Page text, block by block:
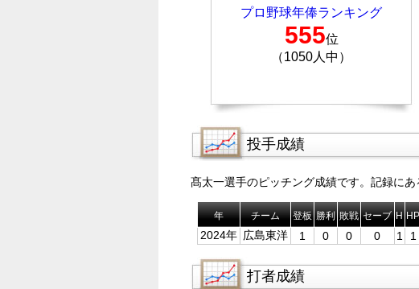
プロ野球年俸ランキング
555位
（1050人中）
投手成績
髙太一選手のピッチング成績です。記録にあ
年 チーム 登板 勝利 敗戦 セーブ H HP
2024年 広島東洋 1 0 0 0 1 1
打者成績